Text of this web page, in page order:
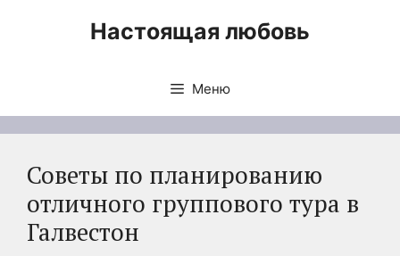
Настоящая любовь
Меню
Советы по планированию
отличного группового тура в
Галвестон